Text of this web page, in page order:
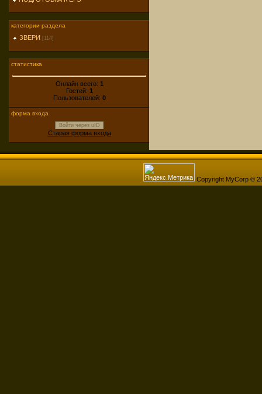
категории раздела
ЗВЕРИ [114]
статистика
Онлайн всего: 1
Гостей: 1
Пользователей: 0
форма входа
Войти через uID
Старая форма входа
Copyright MyCorp ©